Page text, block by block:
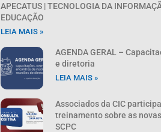
APECATUS | TECNOLOGIA DA
EDUCAÇÃO
LEIA MAIS »
AGENDA GERAL –
e diretoria
LEIA MAIS »
Associados da CIC
treinamento sobre as
SCPC